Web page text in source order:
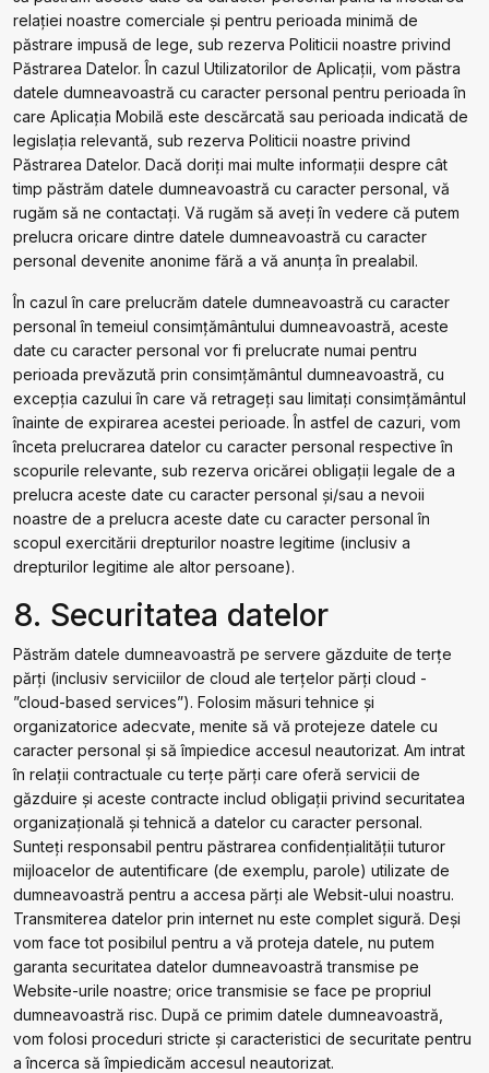
relației noastre comerciale și pentru perioada minimă de
păstrare impusă de lege, sub rezerva Politicii noastre privind
Păstrarea Datelor. În cazul Utilizatorilor de Aplicații, vom păstra
datele dumneavoastră cu caracter personal pentru perioada în
care Aplicația Mobilă este descărcată sau perioada indicată de
legislația relevantă, sub rezerva Politicii noastre privind
Păstrarea Datelor. Dacă doriți mai multe informații despre cât
timp păstrăm datele dumneavoastră cu caracter personal, vă
rugăm să ne contactați. Vă rugăm să aveţi în vedere că putem
prelucra oricare dintre datele dumneavoastră cu caracter
personal devenite anonime fără a vă anunța în prealabil.
În cazul în care prelucrăm datele dumneavoastră cu caracter
personal în temeiul consimțământului dumneavoastră, aceste
date cu caracter personal vor fi prelucrate numai pentru
perioada prevăzută prin consimțământul dumneavoastră, cu
excepția cazului în care vă retrageți sau limitați consimțământul
înainte de expirarea acestei perioade. În astfel de cazuri, vom
înceta prelucrarea datelor cu caracter personal respective în
scopurile relevante, sub rezerva oricărei obligații legale de a
prelucra aceste date cu caracter personal și/sau a nevoii
noastre de a prelucra aceste date cu caracter personal în
scopul exercitării drepturilor noastre legitime (inclusiv a
drepturilor legitime ale altor persoane).
8. Securitatea datelor
Păstrăm datele dumneavoastră pe servere găzduite de terțe
părți (inclusiv serviciilor de cloud ale terţelor părţi cloud -
”cloud-based services”). Folosim măsuri tehnice și
organizatorice adecvate, menite să vă protejeze datele cu
caracter personal și să împiedice accesul neautorizat. Am intrat
în relații contractuale cu terţe părţi care oferă servicii de
găzduire și aceste contracte includ obligații privind securitatea
organizațională și tehnică a datelor cu caracter personal.
Sunteți responsabil pentru păstrarea confidențialității tuturor
mijloacelor de autentificare (de exemplu, parole) utilizate de
dumneavoastră pentru a accesa părți ale Websit-ului noastru.
Transmiterea datelor prin internet nu este complet sigură. Deși
vom face tot posibilul pentru a vă proteja datele, nu putem
garanta securitatea datelor dumneavoastră transmise pe
Website-urile noastre; orice transmisie se face pe propriul
dumneavoastră risc. După ce primim datele dumneavoastră,
vom folosi proceduri stricte și caracteristici de securitate pentru
a încerca să împiedicăm accesul neautorizat.